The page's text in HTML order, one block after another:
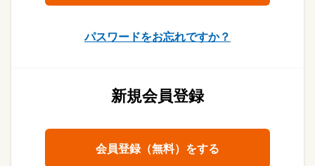
パスワードをお忘れですか？
新規会員登録
会員登録（無料）をする